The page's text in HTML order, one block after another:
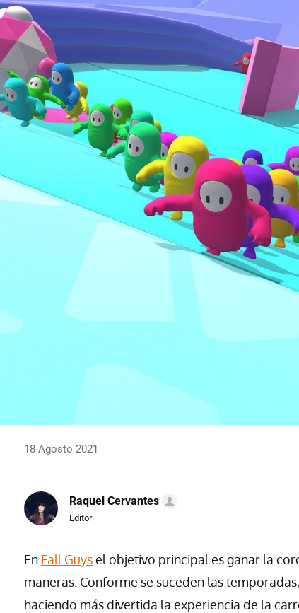
18 Agosto 2021
Raquel Cervantes
Editor
En Fall Guysel objetivo principal es ganar la
maneras. Conforme se suceden las
haciendo más divertida la experiencia de la